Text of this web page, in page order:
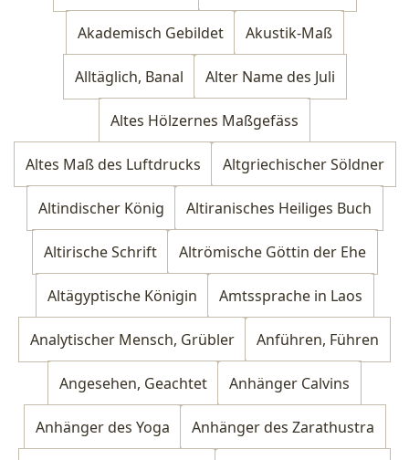
Akademisch Gebildet Akustik-Maß
Alltäglich, Banal Alter Name des Juli
Altes Hölzernes Maßgefäss
Altes Maß des Luftdrucks Altgriechischer Söldner
Altindischer König Altiranisches Heiliges Buch
Altirische Schrift Altrömische Göttin der Ehe
Altägyptische Königin Amtssprache in Laos
Analytischer Mensch, Grübler Anführen, Führen
Angesehen, Geachtet Anhänger Calvins
Anhänger des Yoga Anhänger des Zarathustra